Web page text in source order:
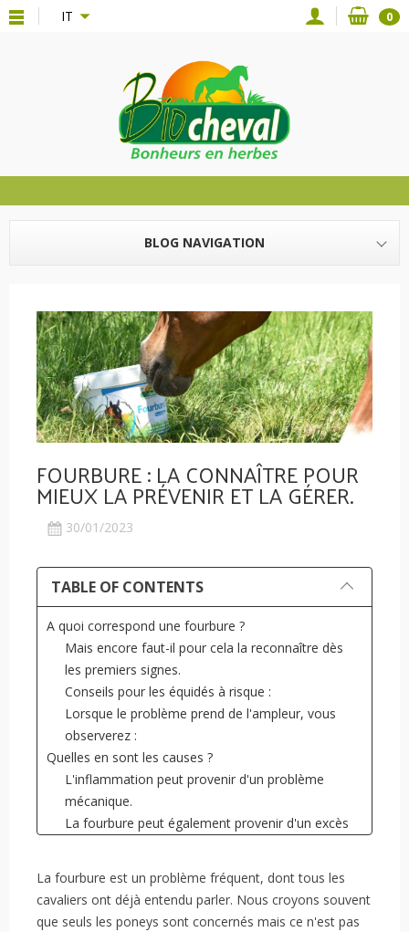
{**} IT 0
BLOG NAVIGATION
FOURBURE : LA CONNAÎTRE POUR
MIEUX LA PRÉVENIR ET LA GÉRER.
30/01/2023
TABLE OF CONTENTS
A quoi correspond une fourbure ?
Mais encore faut-il pour cela la reconnaître dès
les premiers signes.
Conseils pour les équidés à risque :
Lorsque le problème prend de l'ampleur, vous
observerez :
Quelles en sont les causes ?
L'inflammation peut provenir d'un problème
mécanique.
La fourbure peut également provenir d'un excès
La fourbure est un problème fréquent, dont tous les
cavaliers ont déjà entendu parler. Nous croyons souvent
que seuls les poneys sont concernés mais ce n'est pas